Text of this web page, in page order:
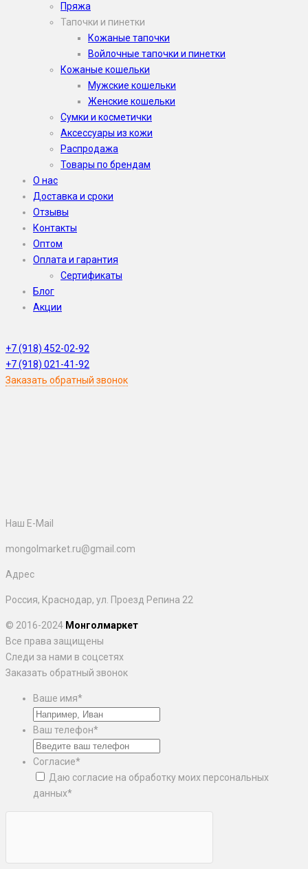
Пряжа
Тапочки и пинетки
Кожаные тапочки
Войлочные тапочки и пинетки
Кожаные кошельки
Мужские кошельки
Женские кошельки
Сумки и косметички
Аксессуары из кожи
Распродажа
Товары по брендам
О нас
Доставка и сроки
Отзывы
Контакты
Оптом
Оплата и гарантия
Сертификаты
Блог
Акции
+7 (918) 452-02-92
+7 (918) 021-41-92
Заказать обратный звонок
Наш E-Mail
mongolmarket.ru@gmail.com
Адрес
Россия, Краснодар, ул. Проезд Репина 22
© 2016-2024 Монголмаркет
Все права защищены
Следи за нами в соцсетях
Заказать обратный звонок
Ваше имя*
Ваш телефон*
Согласие*
Даю согласие на обработку моих персональных
данных*